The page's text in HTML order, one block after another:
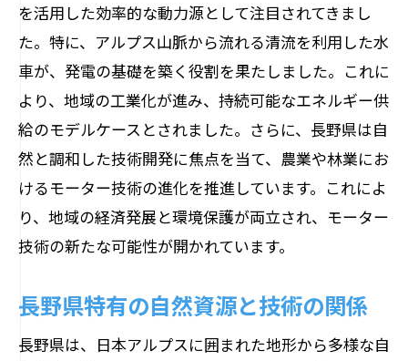
自然保護と技術発展の両立
モーター技術を通じた地域活性化の可能
性
共生がもたらす次世代のモーター技術
省エネに優れた長野県のモーター技術の秘密
効率的なエネルギー利用の工夫
地域特有の省エネ技術の開発
長野県で進化するエコモーターの特徴
探求
省エネと環境保護を両立する技術
を活用した効率的な動力源として注目されてきまし
た。特に、アルプス山脈から流れる清流を利用した水
車が、発電の基礎を築く役割を果たしました。これに
より、地域の工業化が進み、持続可能なエネルギー供
給のモデルケースとされました。さらに、長野県は自
然と調和した技術開発に焦点を当て、農業や林業にお
けるモーター技術の進化を推進しています。これによ
り、地域の経済発展と環境保護が両立され、モーター
技術の新たな可能性が開かれています。
長野県特有の自然資源と技術の関係
長野県は、日本アルプスに囲まれた地形から多様な自